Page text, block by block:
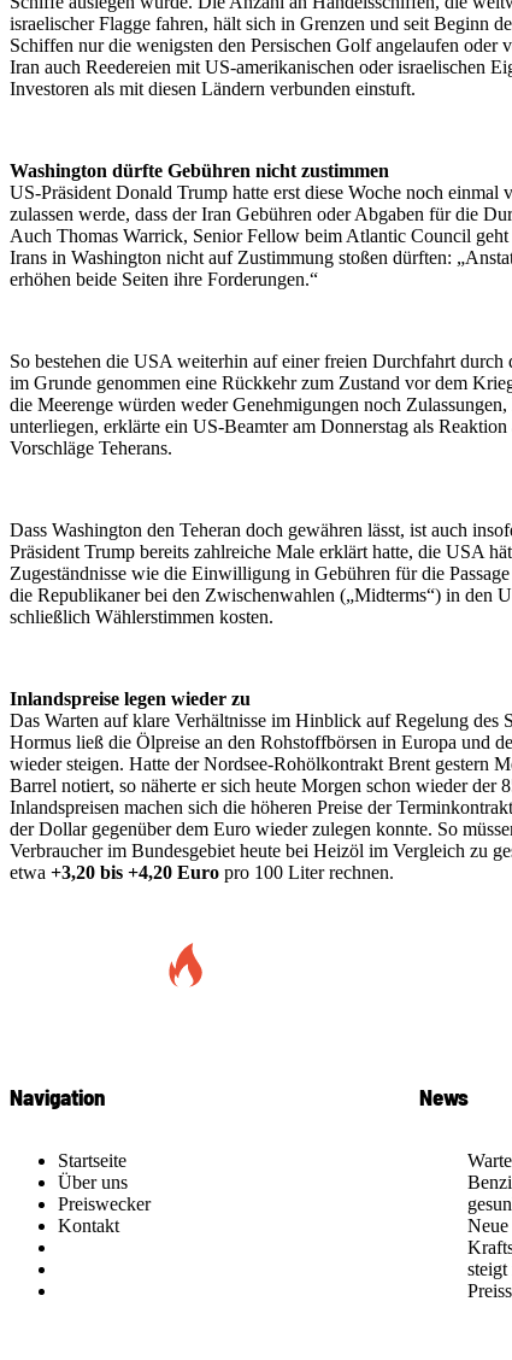
israelischer Flagge fahren, hält sich in Grenzen und seit Beginn
Schiffen nur die wenigsten den Persischen Golf angelaufen oder
Iran auch Reedereien mit US-amerikanischen oder israelischen
Investoren als mit diesen Ländern verbunden einstuft.
Washington dürfte Gebühren nicht zustimmen
US-Präsident Donald Trump hatte erst diese Woche noch einmal
zulassen werde, dass der Iran Gebühren oder Abgaben für die
Auch Thomas Warrick, Senior Fellow beim Atlantic Council geht
Irans in Washington nicht auf Zustimmung stoßen dürften:
erhöhen beide Seiten ihre Forderungen.“
So bestehen die USA weiterhin auf einer freien Durchfahrt
im Grunde genommen eine Rückkehr zum Zustand vor dem
die Meerenge würden weder Genehmigungen noch
unterliegen, erklärte ein US-Beamter am Donnerstag als
Vorschläge Teherans.
Dass Washington den Teheran doch gewähren lässt, ist auch
Präsident Trump bereits zahlreiche Male erklärt hatte, die USA
Zugeständnisse wie die Einwilligung in Gebühren für die
die Republikaner bei den Zwischenwahlen („Midterms“) in den
schließlich Wählerstimmen kosten.
Inlandspreise legen wieder zu
Das Warten auf klare Verhältnisse im Hinblick auf Regelung des
Hormus ließ die Ölpreise an den Rohstoffbörsen in Europa und
wieder steigen. Hatte der Nordsee-Rohölkontrakt Brent gestern
Barrel notiert, so näherte er sich heute Morgen schon wieder der
Inlandspreisen machen sich die höheren Preise der
der Dollar gegenüber dem Euro wieder zulegen konnte. So
Verbraucher im Bundesgebiet heute bei Heizöl im Vergleich zu
etwa +3,20 bis +4,20 Euro pro 100 Liter rechnen.
Navigation
Startseite
Über uns
Preiswecker
Kontakt
News